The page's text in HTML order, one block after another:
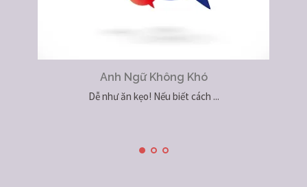
Anh Ngữ Không Khó
Dễ như ăn kẹo! Nếu biết cách ...